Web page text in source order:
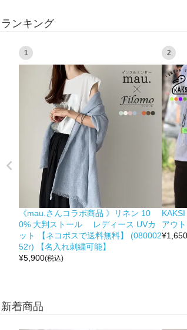
ランキング
1
《mau.さんコラボ商品 》リネン 10
0% 大判ストール レディース UVカ
ット 【ネコポスで送料無料】 (080002
52r) 【名入れ刺繍可能】
¥5,900(税込)
2
アウ
¥
新着商品